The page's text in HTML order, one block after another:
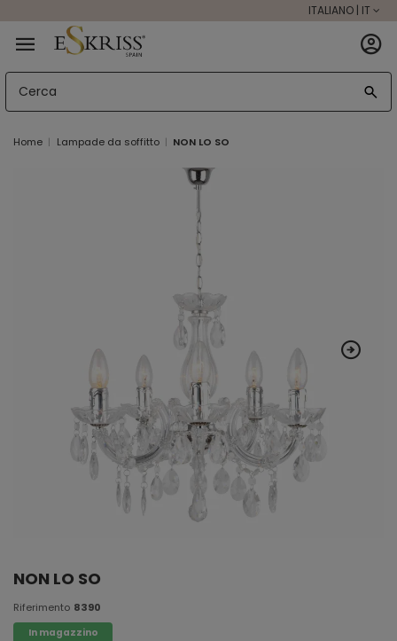
ITALIANO | IT
Home Lampade da soffitto NON LO SO
NON LO SO
Riferimento 8390
In magazzino